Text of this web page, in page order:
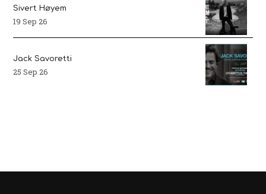
Sivert Høyem
19 Sep 26
Jack Savoretti
25 Sep 26